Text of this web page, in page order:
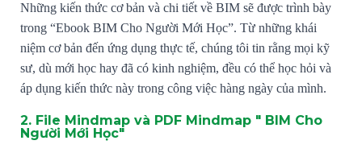
Những kiến thức cơ bản và chi tiết về BIM sẽ được trình bày
trong “Ebook BIM Cho Người Mới Học”. Từ những khái
niệm cơ bản đến ứng dụng thực tế, chúng tôi tin rằng mọi kỹ
sư, dù mới học hay đã có kinh nghiệm, đều có thể học hỏi và
áp dụng kiến thức này trong công việc hàng ngày của mình.
2. File Mindmap và PDF Mindmap " BIM Cho
Người Mới Học"